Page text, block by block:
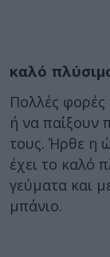
καλό
Πολλές φορές
ή να παίξουν
τους. Ήρθε η
έχει το καλό
γεύματα και
μπάνιο.